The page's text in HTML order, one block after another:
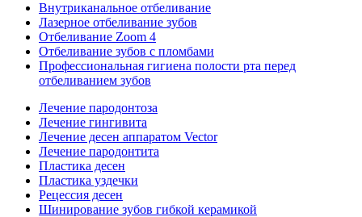
Внутриканальное отбеливание
Лазерное отбеливание зубов
Отбеливание Zoom 4
Отбеливание зубов с пломбами
Профессиональная гигиена полости рта перед
отбеливанием зубов
Лечение пародонтоза
Лечение гингивита
Лечение десен аппаратом Vector
Лечение пародонтита
Пластика десен
Пластика уздечки
Рецессия десен
Шинирование зубов гибкой керамикой